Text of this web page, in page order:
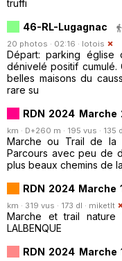
truffi
46-RL-Lugagnac
20 photos · 02:16 · lotois
Départ: parking
dénivelé positif cumulé.
belles maisons du
rare su
RDN 2024 Marche
km · D+260 m · 195 vus · 135
Marche ou Trail de la
Parcours avec peu de
plus beaux chemins de
RDN 2024 Marche
km · 319 vus · 173 dl · miketlt
Marche et trail
LALBENQUE
RDN 2024 Marche